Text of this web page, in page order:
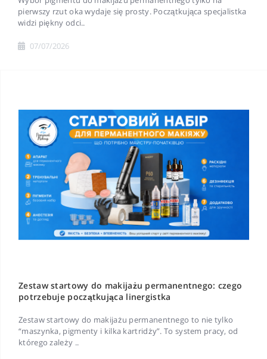
pierwszy rzut oka wydaje się prosty. Początkująca specjalistka
widzi piękny odci..
07/07/2026
Zestaw startowy do makijażu permanentnego: czego
potrzebuje początkująca linergistka
Zestaw startowy do makijażu permanentnego to nie tylko
“maszynka, pigmenty i kilka kartridży”. To system pracy, od
którego zależy ..